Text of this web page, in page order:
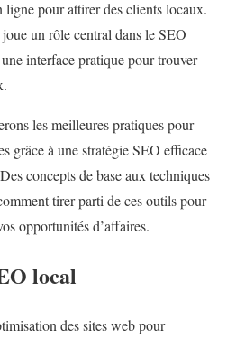
ligne pour attirer des clients locaux.
un rôle central dans le SEO
interface pratique pour trouver
les meilleures pratiques pour
grâce à une stratégie SEO efficace
concepts de base aux techniques
tirer parti de ces outils pour
opportunités d’affaires.
local
des sites web pour